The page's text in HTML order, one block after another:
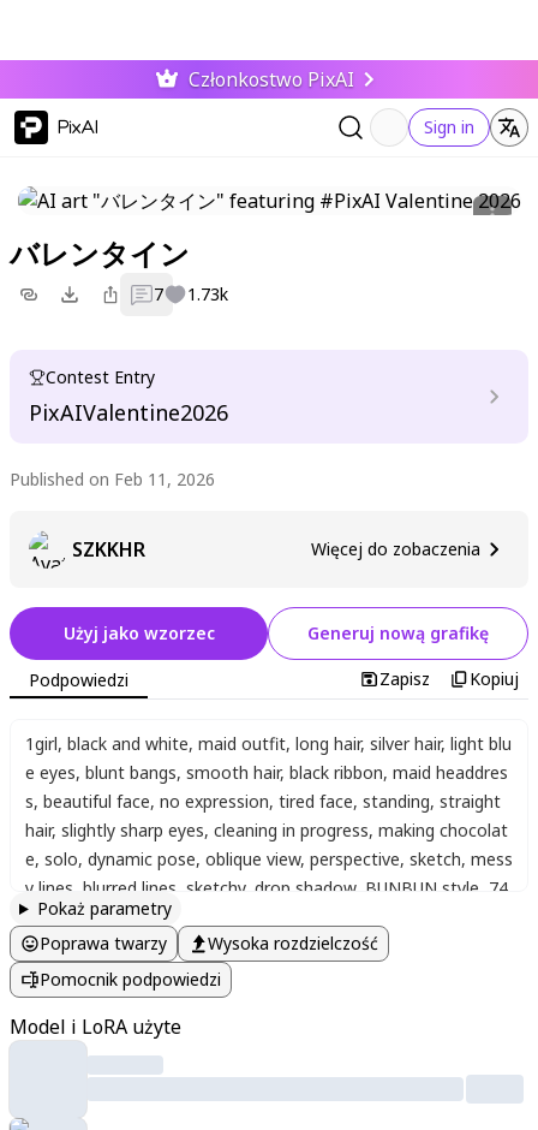
Członkostwo PixAI
PixAI Sign in
バレンタイン
7 1.73k
Contest Entry
PixAIValentine2026
Published on Feb 11, 2026
SZKKHR Więcej do zobaczenia
Użyj jako wzorzec Generuj nową grafikę
Podpowiedzi Zapisz Kopiuj
1girl, black and white, maid outfit, long hair, silver hair, light blu
e eyes, blunt bangs, smooth hair, black ribbon, maid headdres
s, beautiful face, no expression, tired face, standing, straight
hair, slightly sharp eyes, cleaning in progress, making chocolat
e, solo, dynamic pose, oblique view, perspective, sketch, mess
y lines blurred lines sketchy, drop shadow, BUNBUN style 74
8cm style, masterpiece
solution, vivid yet elegant illustration tone
Pokaż parametry
Poprawa twarzy
Wysoka rozdzielczość
Pomocnik podpowiedzi
Model i LoRA użyte